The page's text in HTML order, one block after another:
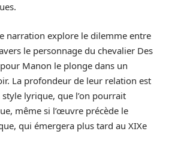
narration explore le dilemme entre
le personnage du chevalier Des
Manon le plonge dans un
La profondeur de leur relation est
lyrique, que l’on pourrait
même si l’œuvre précède le
qui émergera plus tard au XIXe